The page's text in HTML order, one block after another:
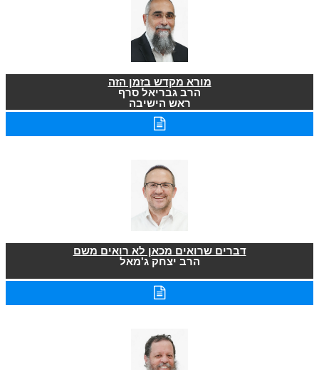
מורא מקדש בזמן הזה
הרב גבריאל סרף
ראש הישיבה
דברים שרואים מכאן לא רואים משם
הרב יצחק ג'מאל